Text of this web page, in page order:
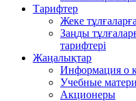
Тарифтер
Жеке
Заңды
тарифтері
Жаңалықтар
Информация о
Учебные
Акционеры